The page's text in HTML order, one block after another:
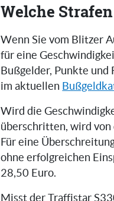
Welche
Wenn Sie vom Blitzer
für eine
Bußgelder, Punkte
im aktuellen
Wird die
überschritten, wird von
Für eine
ohne erfolgreichen
28,50 Euro.
Misst der Traffistar